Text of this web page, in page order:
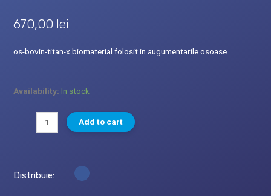
670,00 lei
os-bovin-titan-x biomaterial folosit in augumentarile osoase
Availability: In stock
Add to cart
Distribuie: